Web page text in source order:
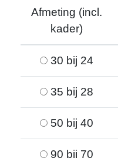
Afmeting (incl.
kader)
30 bij 24
35 bij 28
50 bij 40
90 bij 70